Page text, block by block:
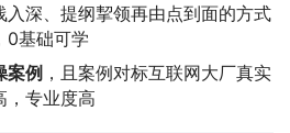
入深、提纲挈领再由点到面的方式
0基础可学
案例 ，且案例对标互联网大厂真实
，专业度高